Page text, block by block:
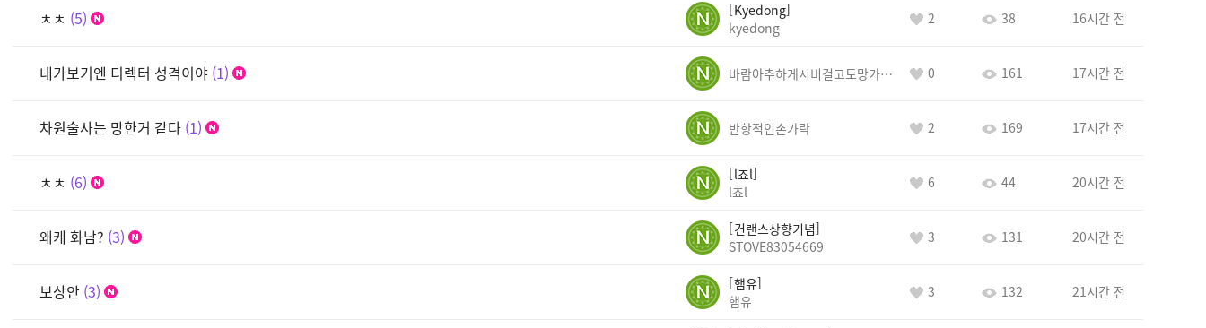
ㅊㅊ 5
Kyedong
kyedong
2 38 16시간 전
내가보기엔 디렉터 성격이야 1 바람아추하게시비걸고도망가냐당당하게글써 0 161 17시간 전
차원술사는 망한거 같다 1 반항적인손가락 2 169 17시간 전
ㅊㅊ 6
l죠l
l죠l
6 44 20시간 전
왜케 화남? 3
건랜스상향기념
STOVE83054669
3 131 20시간 전
보상안 3
햄유
햄유
3 132 21시간 전